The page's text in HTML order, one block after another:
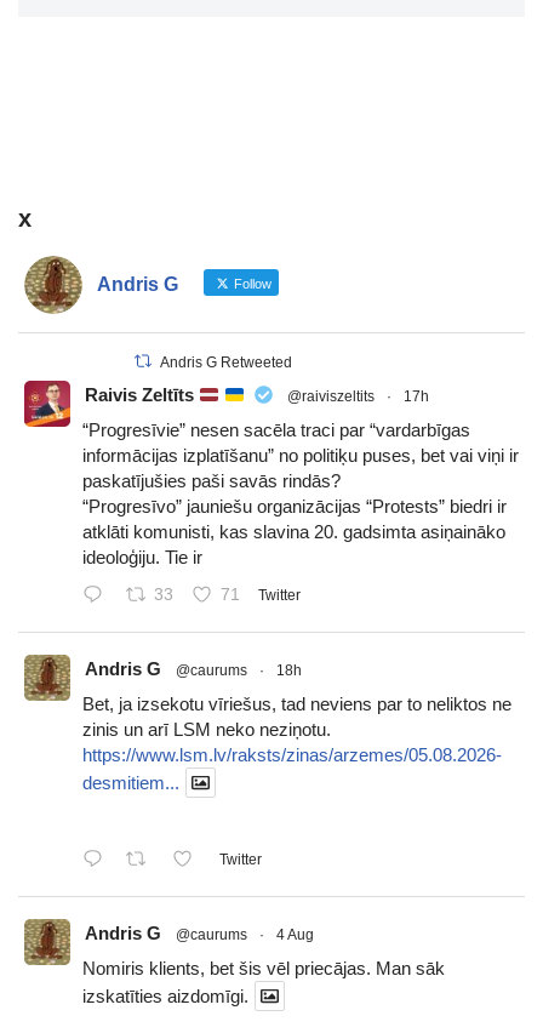
x
Andris G Follow
Andris G Retweeted
Raivis Zeltīts @raiviszeltits · 17h
“Progresīvie” nesen sacēla traci par “vardarbīgas
informācijas izplatīšanu” no politiķu puses, bet vai viņi ir
paskatījušies paši savās rindās?
“Progresīvo” jauniešu organizācijas “Protests” biedri ir
atklāti komunisti, kas slavina 20. gadsimta asiņaināko
ideoloģiju. Tie ir
33 71 Twitter
Andris G @caurums · 18h
Bet, ja izsekotu vīriešus, tad neviens par to neliktos ne
zinis un arī LSM neko neziņotu.
https://www.lsm.lv/raksts/zinas/arzemes/05.08.2026-
desmitiem...
Twitter
Andris G @caurums · 4 Aug
Nomiris klients, bet šis vēl priecājas. Man sāk
izskatīties aizdomīgi.